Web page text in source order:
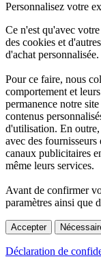
Personnalisez votre
Ce n'est qu'avec
des cookies et
d'achat personnalisée.
Pour ce faire, nous
comportement et
permanence notre
contenus
d'utilisation. En
avec des
canaux publicitaires
même leurs services.
Avant de confirmer
paramètres ainsi que
Accepter
Déclaration de